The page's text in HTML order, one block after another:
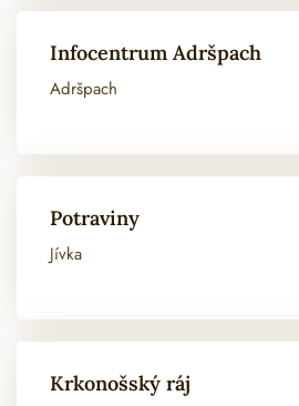
Infocentrum Adršpach
Adršpach
Potraviny
Jívka
Krkonošský ráj